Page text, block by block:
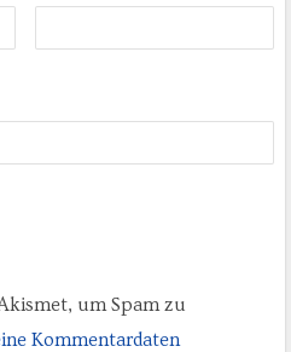
um Spam zu
Kommentardaten